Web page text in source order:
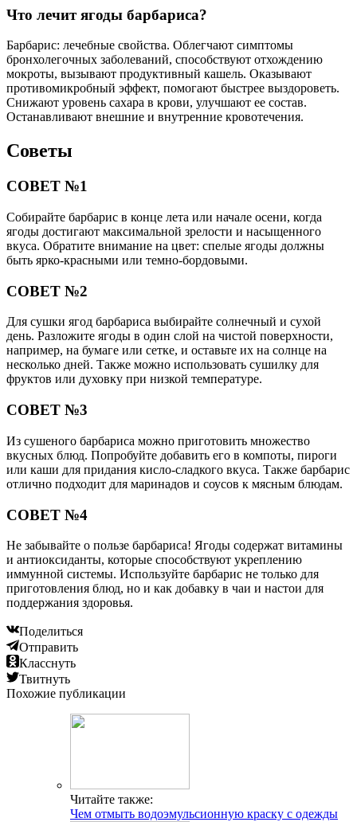
Что лечит ягоды барбариса?
Барбарис: лечебные свойства. Облегчают симптомы
бронхолегочных заболеваний, способствуют отхождению
мокроты, вызывают продуктивный кашель. Оказывают
противомикробный эффект, помогают быстрее выздороветь.
Снижают уровень сахара в крови, улучшают ее состав.
Останавливают внешние и внутренние кровотечения.
Советы
СОВЕТ №1
Собирайте барбарис в конце лета или начале осени, когда
ягоды достигают максимальной зрелости и насыщенного
вкуса. Обратите внимание на цвет: спелые ягоды должны
быть ярко-красными или темно-бордовыми.
СОВЕТ №2
Для сушки ягод барбариса выбирайте солнечный и сухой
день. Разложите ягоды в один слой на чистой поверхности,
например, на бумаге или сетке, и оставьте их на солнце на
несколько дней. Также можно использовать сушилку для
фруктов или духовку при низкой температуре.
СОВЕТ №3
Из сушеного барбариса можно приготовить множество
вкусных блюд. Попробуйте добавить его в компоты, пироги
или каши для придания кисло-сладкого вкуса. Также барбарис
отлично подходит для маринадов и соусов к мясным блюдам.
СОВЕТ №4
Не забывайте о пользе барбариса! Ягоды содержат витамины
и антиоксиданты, которые способствуют укреплению
иммунной системы. Используйте барбарис не только для
приготовления блюд, но и как добавку в чаи и настои для
поддержания здоровья.
Поделиться
Отправить
Класснуть
Твитнуть
Похожие публикации
Читайте также:
Чем отмыть водоэмульсионную краску с одежды